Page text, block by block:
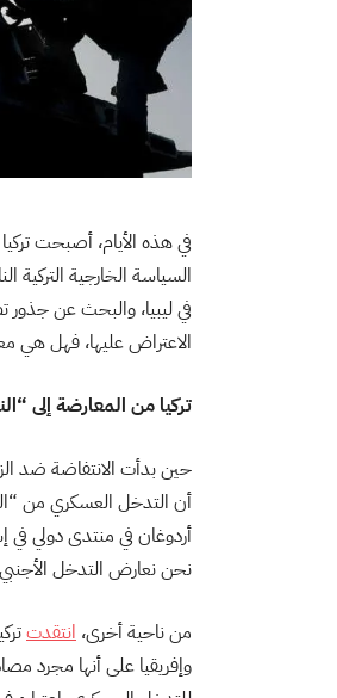
في هذه الأيام، أصبحت
السياسة الخارجية التركية
في ليبيا، والبحث عن جذور
الاعتراض عليها، فهل هي
تركيا من المعارضة إلى
حين بدأت الانتفاضة ضد الزعيم الليبي معمر القذافي
أن التدخل العسكري من
أردوغان في منتدى دولي
نحن نعارض التدخل الأجنبي
من ناحية أخرى، انتقدت
وإفريقيا على أنها مجرد